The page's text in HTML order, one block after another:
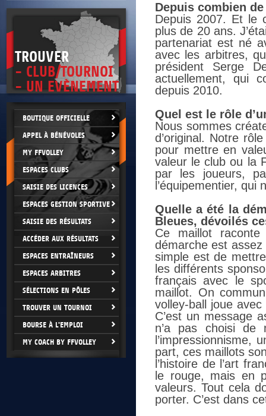
TROUVER
- CLUB/TOURNOI
- UN EVÈNEMENT
BOUTIQUE OFFICIELLE
APPEL À BÉNÉVOLES
MY FFVOLLEY
ESPACES CLUBS
SAISIE DES LICENCES
ESPACES GESTION SPORTIVE
SAISIE DES RÉSULTATS
ACCÉDER AUX RÉSULTATS
ESPACES ENTRAÎNEURS
ESPACES ARBITRES
SÉLECTIONS EN PÔLES
TROUVER UN TOURNOI
BOURSE À L'EMPLOI
MY COACH BY FFVOLLEY
Depuis combien
Depuis 2007. Et le
plus de 20 ans.
partenariat est né
avec les arbitres,
président Serge
actuellement, qui
depuis 2010.
Quel est le rôle
Nous sommes
d’original. Notre
pour mettre en
valeur le club ou la
par les joueurs,
l’équipementier,
Quelle a été la
Bleues, dévoilés
Ce maillot
démarche est
simple est de
les différents
français avec le
maillot. On
volley-ball joue
C’est un message
n’a pas choisi de
part, ces maillots
l’histoire de l’art
le rouge, mais en
valeurs. Tout cela
porter. C’est dans